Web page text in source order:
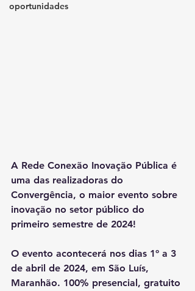
oportunidades
A Rede Conexão Inovação Pública é
uma das realizadoras do
Convergência, o maior evento sobre
inovação no setor público do
primeiro semestre de 2024!
O evento acontecerá nos dias 1º a 3
de abril de 2024, em São Luís,
Maranhão. 100% presencial, gratuito